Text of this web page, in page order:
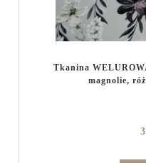
Tkanina
magnolie,